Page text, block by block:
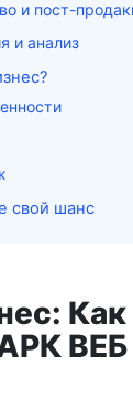
и пост-
и анализ
свой шанс